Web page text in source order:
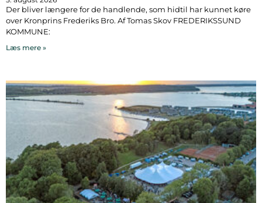
Der bliver længere for de handlende, som hidtil har kunnet køre
over Kronprins Frederiks Bro. Af Tomas Skov FREDERIKSSUND
KOMMUNE:
Læs mere »